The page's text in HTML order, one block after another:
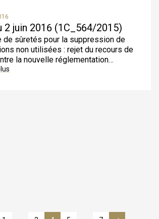
2 juin 2016 (1C_564/2015)
de sûretés pour la suppression de
non utilisées : rejet du recours de
la nouvelle régle­mentation